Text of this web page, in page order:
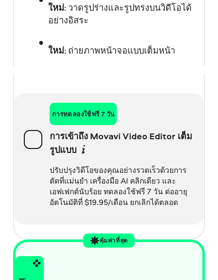
ใหม่: วาดรูปร่างและรูปทรงบนวิดีโอได้
อย่างอิสระ
ใหม่: ถ่ายภาพหน้าจอแบบเต็มหน้า
การทดลองใช้ฟรี 7 วัน
การเข้าถึง Movavi Video Editor เต็ม
รูปแบบ
ปรับปรุงวิดีโอของคุณอย่างรวดเร็วด้วยการ
ตัดที่แม่นยำ เครื่องมือ AI คลิกเดียว และ
เอฟเฟกต์นับร้อย ทดลองใช้ฟรี 7 วัน ต่ออายุ
อัตโนมัติที่$19.95/เดือน ยกเลิกได้ตลอด
คุ้มค่าที่สุด